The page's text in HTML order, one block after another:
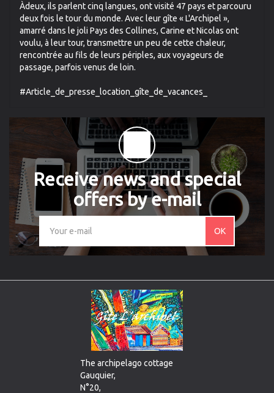
Àdeux, ils parlent cinq langues, ont visité 47 pays et parcouru
deux fois le tour du monde. Avec leur gîte « L'Archipel »,
amarré dans le joli Pays des Collines, Carine et Nicolas ont
voulu, à leur tour, transmettre un peu de cette chaleur,
rencontrée au fils de leurs périples, aux voyageurs de
passage, parfois venus de loin.
#Article_de_presse_location_gîte_de_vacances_
Receive news and special
offers by e-mail
OK
The archipelago cottage
Gauquier,
N°20,